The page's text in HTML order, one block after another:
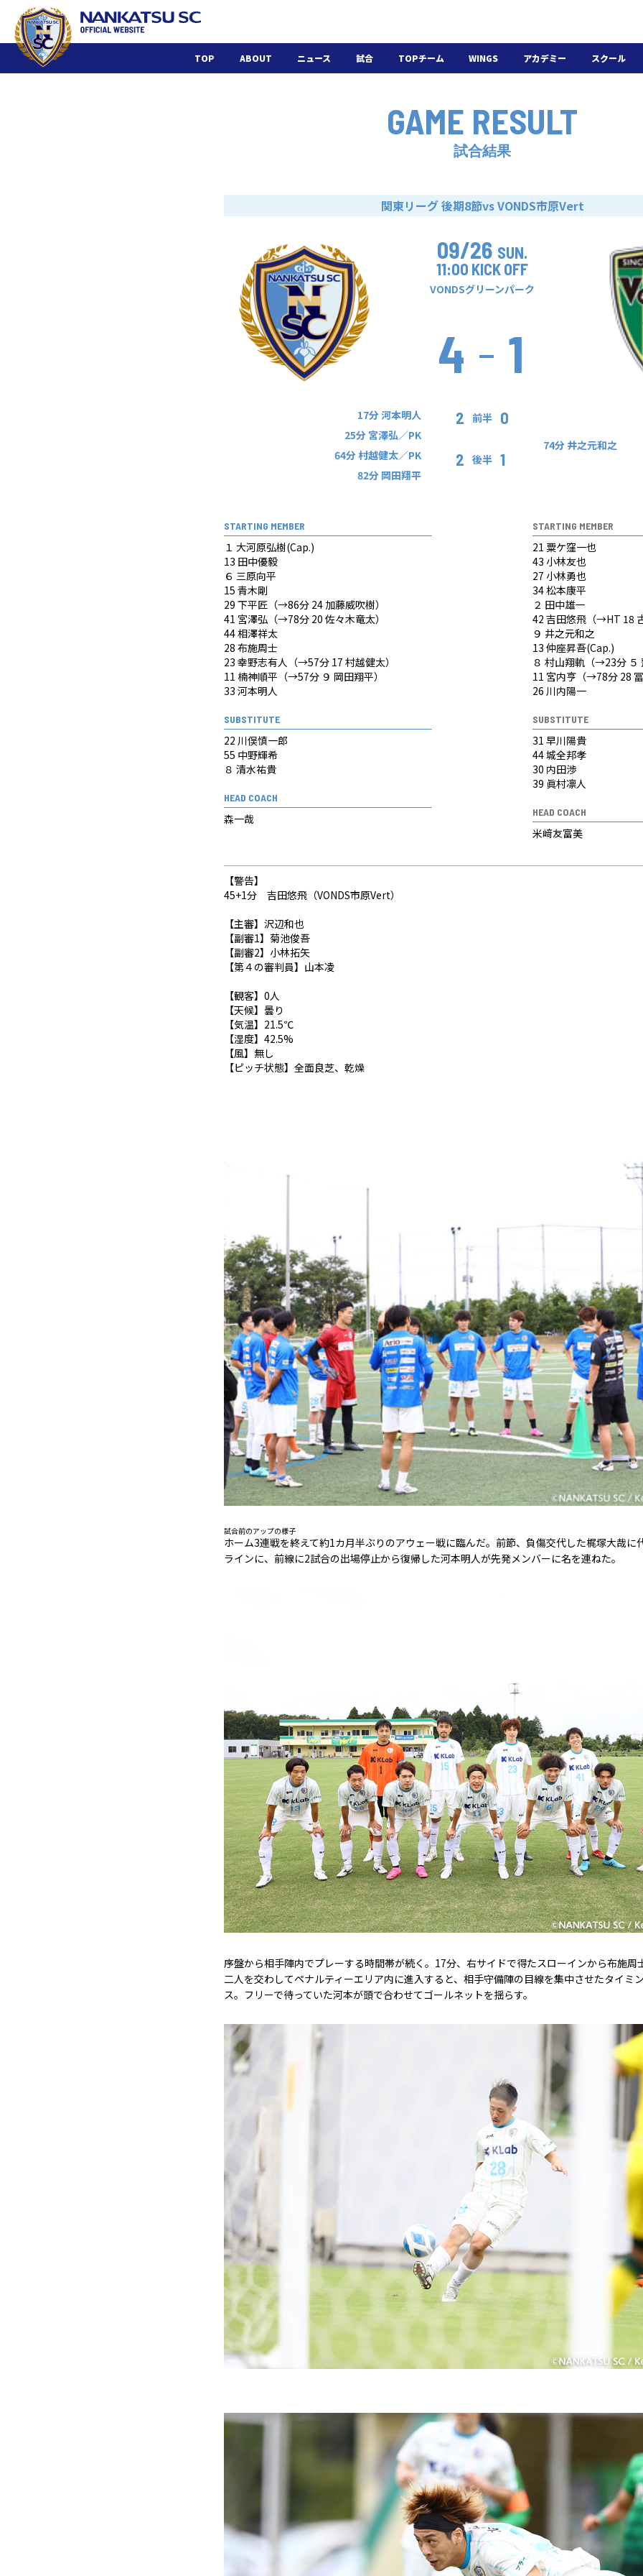
TOP ABOUT ニュース 試合 TOPチーム WINGS アカデミー
U-15
施設紹介
WINGSアカデミー
スクール
GAME RESULT
試合結果
関東リーグ 後期8節vs VONDS市原Vert
09/26 SUN.
11:00 KICK OFF
VONDSグリーンパーク
4 1
17分 河本明人
25分 宮澤弘／PK
64分 村越健太／PK
82分 岡田翔平
2 前半 0
74分 井之元和之
2 後半 1
STARTING MEMBER
１ 大河原弘樹(Cap.)
13 田中優毅
６ 三原向平
15 青木剛
29 下平匠（→86分 24 加藤威吹樹）
41 宮澤弘（→78分 20 佐々木竜太）
44 相澤祥太
28 布施周士
23 幸野志有人（→57分 17 村越健太）
11 楠神順平（→57分 ９ 岡田翔平）
33 河本明人
SUBSTITUTE
22 川俣慎一郎
55 中野輝希
８ 清水祐貴
HEAD COACH
森一哉
STARTING MEMBER
21 粟ケ窪一也
43 小林友也
27 小林勇也
34 松本康平
２ 田中雄一
42 吉田悠飛（→HT 18
９ 井之元和之
13 仲座昇吾(Cap.)
８ 村山翔軌（→23分 ５
11 宮内亨（→78分 28 冨
26 川内陽一
SUBSTITUTE
31 早川陽貴
44 城全邦孝
30 内田渉
39 眞村凛人
HEAD COACH
米﨑友富美
【警告】
45+1分 吉田悠飛（VONDS市原Vert）
【主審】沢辺和也
【副審1】菊池俊吾
【副審2】小林拓矢
【第４の審判員】山本凌
【観客】0人
【天候】曇り
【気温】21.5℃
【湿度】42.5%
【風】無し
【ピッチ状態】全面良芝、乾燥
試合前のアップの様子
ホーム3連戦を終えて約1カ月半ぶりのアウェー戦に臨んだ。前節、負傷交代した梶塚大哉に
ラインに、前線に2試合の出場停止から復帰した河本明人が先発メンバーに名を連ねた。
序盤から相手陣内でプレーする時間帯が続く。17分、右サイドで得たスローインから布施周
二人を交わしてペナルティーエリア内に進入すると、相手守備陣の目線を集中させたタイミ
ス。フリーで待っていた河本が頭で合わせてゴールネットを揺らす。